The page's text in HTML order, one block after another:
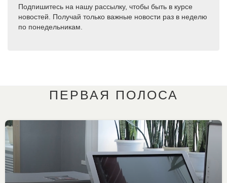
Подпишитесь на нашу рассылку, чтобы быть в курсе
новостей. Получай только важные новости раз в неделю
по понедельникам.
ПЕРВАЯ ПОЛОСА